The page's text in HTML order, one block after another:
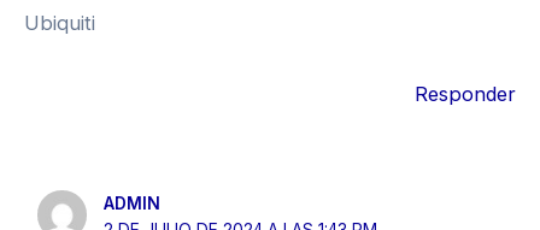
Ubiquiti
Responder
ADMIN